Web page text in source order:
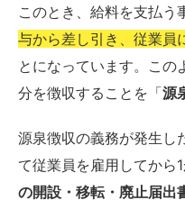
このとき、給料を支払う
与から差し引き、従業員
とになっています。この
分を徴収することを「源
源泉徴収の義務が発生し
て従業員を雇用してから
の開設・移転・廃止届出